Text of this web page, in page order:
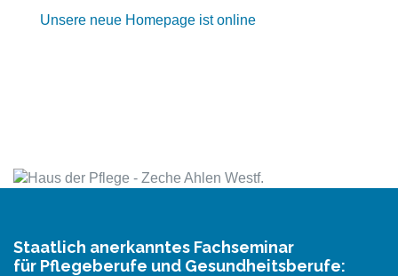
Unsere neue Homepage ist online
Staatlich anerkanntes Fachseminar
für Pflegeberufe und Gesundheitsberufe: